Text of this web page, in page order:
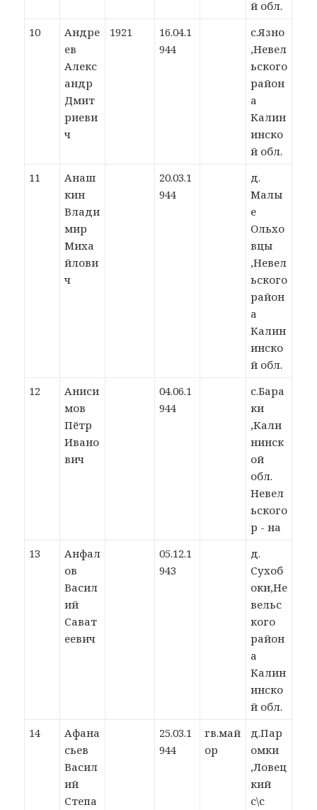
й обл.
10
Андре
ев
Алекс
андр
Дмит
риеви
ч
1921
16.04.1
944
с.Язно
,Невел
ьского
район
а
Калин
инско
й обл.
11
Анаш
кин
Влади
мир
Миха
йлови
ч
20.03.1
944
д.
Малы
е
Ольхо
вцы
,Невел
ьского
район
а
Калин
инско
й обл.
12
Аниси
мов
Пётр
Ивано
вич
04.06.1
944
с.Бара
ки
,Кали
нинск
ой
обл.
Невел
ьского
р - на
13
Анфал
ов
Васил
ий
Сават
еевич
05.12.1
943
д.
Сухоб
оки,Не
вельс
кого
район
а
Калин
инско
й обл.
14
Афана
сьев
Васил
ий
Степа
25.03.1
944
гв.май
ор
д.Пар
омки
,Ловец
кий
с\с